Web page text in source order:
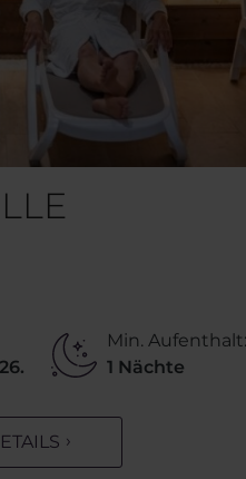
Min. Aufenthalt:
1 Nächte